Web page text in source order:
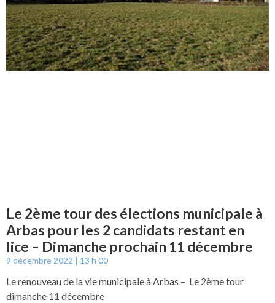
Le 2ème tour des élections municipale à
Arbas pour les 2 candidats restant en
lice – Dimanche prochain 11 décembre
9 décembre 2022 13 h 00
Le renouveau de la vie municipale à Arbas – Le 2ème tour
dimanche 11 décembre